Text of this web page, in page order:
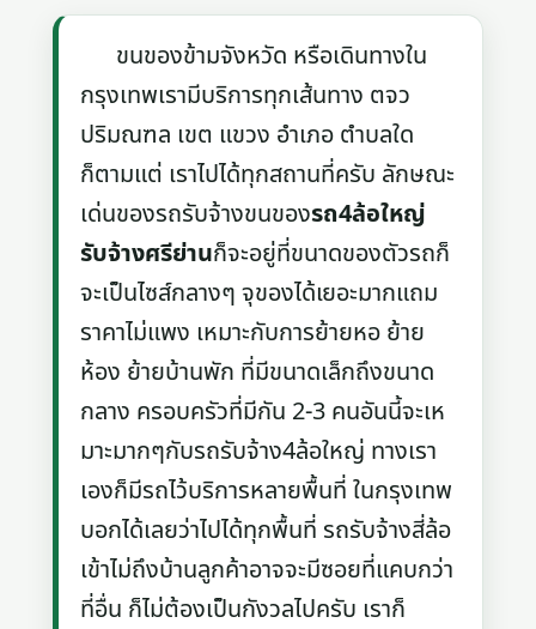
ขนของข้ามจังหวัด หรือเดินทางใน
กรุงเทพเรามีบริการทุกเส้นทาง ตจว
ปริมณฑล เขต แขวง อำเภอ ตำบลใด
ก็ตามแต่ เราไปได้ทุกสถานที่ครับ ลักษณะ
เด่นของรถรับจ้างขนของรถ4ล้อใหญ่
รับจ้างศรีย่านก็จะอยู่ที่ขนาดของตัวรถก็
จะเป็นไซส์กลางๆ จุของได้เยอะมากแถม
ราคาไม่แพง เหมาะกับการย้ายหอ ย้าย
ห้อง ย้ายบ้านพัก ที่มีขนาดเล็กถึงขนาด
กลาง ครอบครัวที่มีกัน 2-3 คนอันนี้จะเห
มาะมากๆกับรถรับจ้าง4ล้อใหญ่ ทางเรา
เองก็มีรถไว้บริการหลายพื้นที่ ในกรุงเทพ
บอกได้เลยว่าไปได้ทุกพื้นที่ รถรับจ้างสี่ล้อ
เข้าไม่ถึงบ้านลูกค้าอาจจะมีซอยที่แคบกว่า
ที่อื่น ก็ไม่ต้องเป็นกังวลไปครับ เราก็